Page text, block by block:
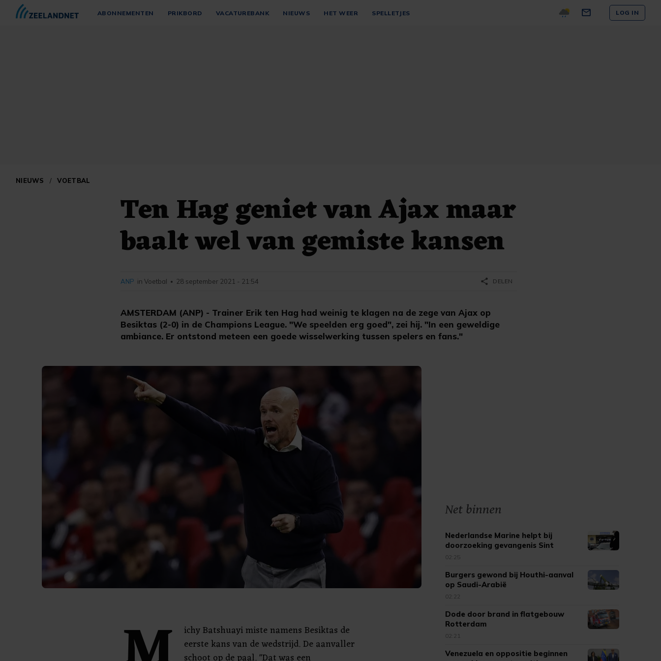
ABONNEMENTEN PRIKBORD VACATUREBANK NIEUWS HET WEER SPELLETJES LOG IN
NIEUWS / VOETBAL
Ten Hag geniet van Ajax maar
baalt wel van gemiste kansen
AMSTERDAM (ANP) - Trainer Erik ten Hag had weinig te klagen na de zege van Ajax op
Besiktas (2-0) in de Champions League. "We speelden erg goed", zei hij. "In een geweldige
ambiance. Er ontstond meteen een goede wisselwerking tussen spelers en fans."
ANP in Voetbal • 28 september 2021 - 21:54 share DELEN
ichy Batshuayi miste namens Besiktas de
eerste kans van de wedstrijd. De aanvaller
Net binnen
Nederlandse Marine helpt bij
doorzoeking gevangenis Sint
Maarten
02:25
Burgers gewond bij Houthi-aanval
op Saudi-Arabië
02:22
Dode door brand in flatgebouw
Rotterdam
02:21
Venezuela en oppositie beginnen